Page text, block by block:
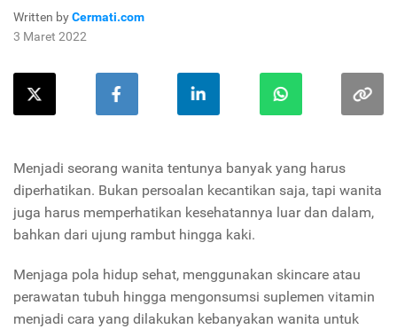
Written byCermati.com
3 Maret 2022
Menjadi seorang wanita tentunya banyak yang harus
diperhatikan. Bukan persoalan kecantikan saja, tapi wanita
juga harus memperhatikan kesehatannya luar dan dalam,
bahkan dari ujung rambut hingga kaki.
Menjaga pola hidup sehat, menggunakan skincare atau
perawatan tubuh hingga mengonsumsi suplemen vitamin
menjadi cara yang dilakukan kebanyakan wanita untuk